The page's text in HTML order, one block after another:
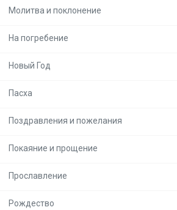
Молитва и поклонение
На погребение
Новый Год
Пасха
Поздравления и пожелания
Покаяние и прощение
Прославление
Рождество